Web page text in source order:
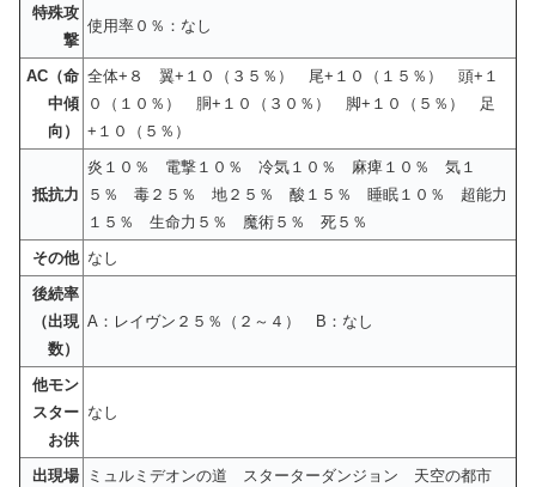
特殊攻
撃
使用率０％：なし
AC（命
中傾
向）
全体+８ 翼+１０（３５％） 尾+１０（１５％） 頭+１
０（１０％） 胴+１０（３０％） 脚+１０（５％） 足
+１０（５％）
抵抗力
炎１０％ 電撃１０％ 冷気１０％ 麻痺１０％ 気１
５％ 毒２５％ 地２５％ 酸１５％ 睡眠１０％ 超能力
１５％ 生命力５％ 魔術５％ 死５％
その他 なし
後続率
（出現
数）
A：レイヴン２５％（２～４） B：なし
他モン
スター
お供
なし
出現場
ミュルミデオンの道 スターターダンジョン 天空の都市